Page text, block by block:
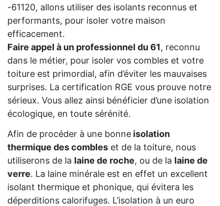
-61120, allons utiliser des isolants reconnus et
performants, pour isoler votre maison
efficacement.
Faire appel à un professionnel du 61, reconnu
dans le métier, pour isoler vos combles et votre
toiture est primordial, afin d’éviter les mauvaises
surprises. La certification RGE vous prouve notre
sérieux. Vous allez ainsi bénéficier d’une isolation
écologique, en toute sérénité.
Afin de procéder à une bonne isolation
thermique des combles et de la toiture, nous
utiliserons de la laine de roche, ou de la laine de
verre. La laine minérale est en effet un excellent
isolant thermique et phonique, qui évitera les
déperditions calorifuges. L’isolation à un euro